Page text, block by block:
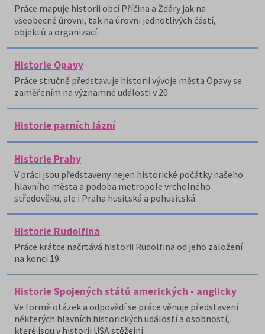
Práce mapuje historii obcí Příčina a Ždáry jak na
všeobecné úrovni, tak na úrovni jednotlivých částí,
objektů a organizací.
Historie Opavy
Práce stručně představuje historii vývoje města Opavy se
zaměřením na významné události v 20.
Historie parních lázní
Historie Prahy
V práci jsou představeny nejen historické počátky našeho
hlavního města a podoba metropole vrcholného
středověku, ale i Praha husitská a pohusitská.
Historie Rudolfina
Práce krátce načrtává historii Rudolfina od jeho založení
na konci 19.
Historie Spojených států amerických - anglicky
Ve formě otázek a odpovědí se práce věnuje představení
některých hlavních historických událostí a osobností,
které jsou v historii USA stěžejní.